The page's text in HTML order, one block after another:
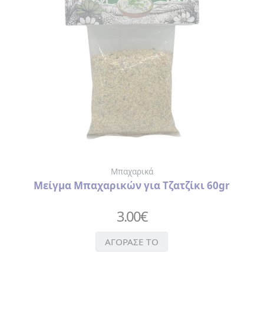
Μπαχαρικά
Μείγμα Μπαχαρικών για Τζατζίκι 60gr
3.00€
ΑΓΟΡΑΣΕ ΤΟ